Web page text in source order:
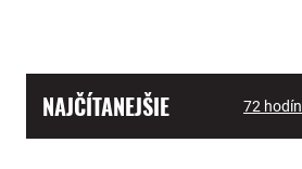
NAJČÍTANEJŠIE 72 hodín